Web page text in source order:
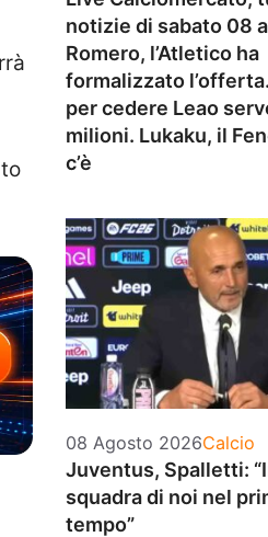
notizie di sabato 08
Romero, l’Atletico ha
formalizzato
per cedere Leao
milioni. Lukaku, il
c’è
08 Agosto 2026Calcio
Juventus, Spalletti:
squadra di noi nel
tempo”